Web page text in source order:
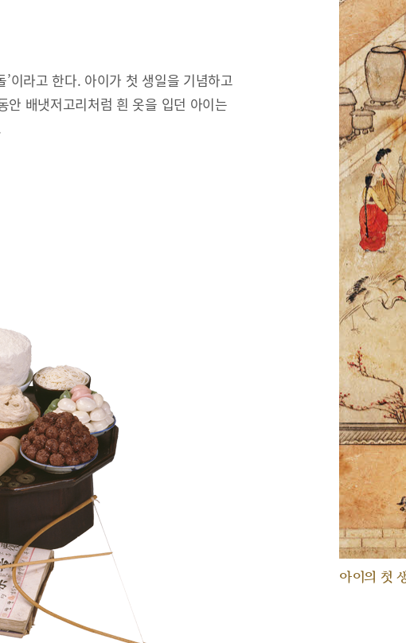
아이의 첫
이라고 한다. 아이가 첫 생일을 기념하고
안 배냇저고리처럼 흰 옷을 입던 아이는